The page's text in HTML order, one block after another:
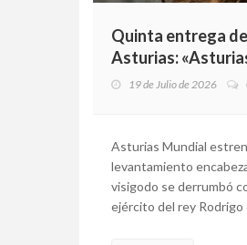
Quinta entrega
Asturias:
19 de Julio de 2026
Asturias Mundial
levantamiento
visigodo se derrumbó
ejército del rey